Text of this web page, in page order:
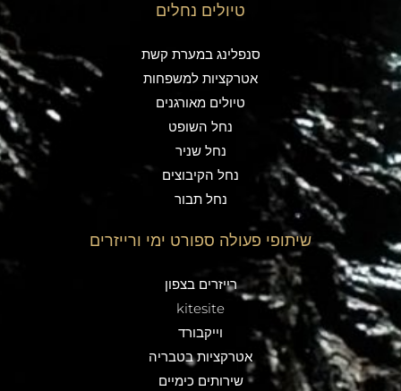
טיולים נחלים
סנפלינג במערת קשת
אטרקציות למשפחות
טיולים מאורגנים
נחל השופט
נחל שניר
נחל הקיבוצים
נחל תבור
שיתופי פעולה ספורט ימי ורייזרים
רייזרים בצפון
kitesite
וייקבורד
אטרקציות בטבריה
שירותים כימיים